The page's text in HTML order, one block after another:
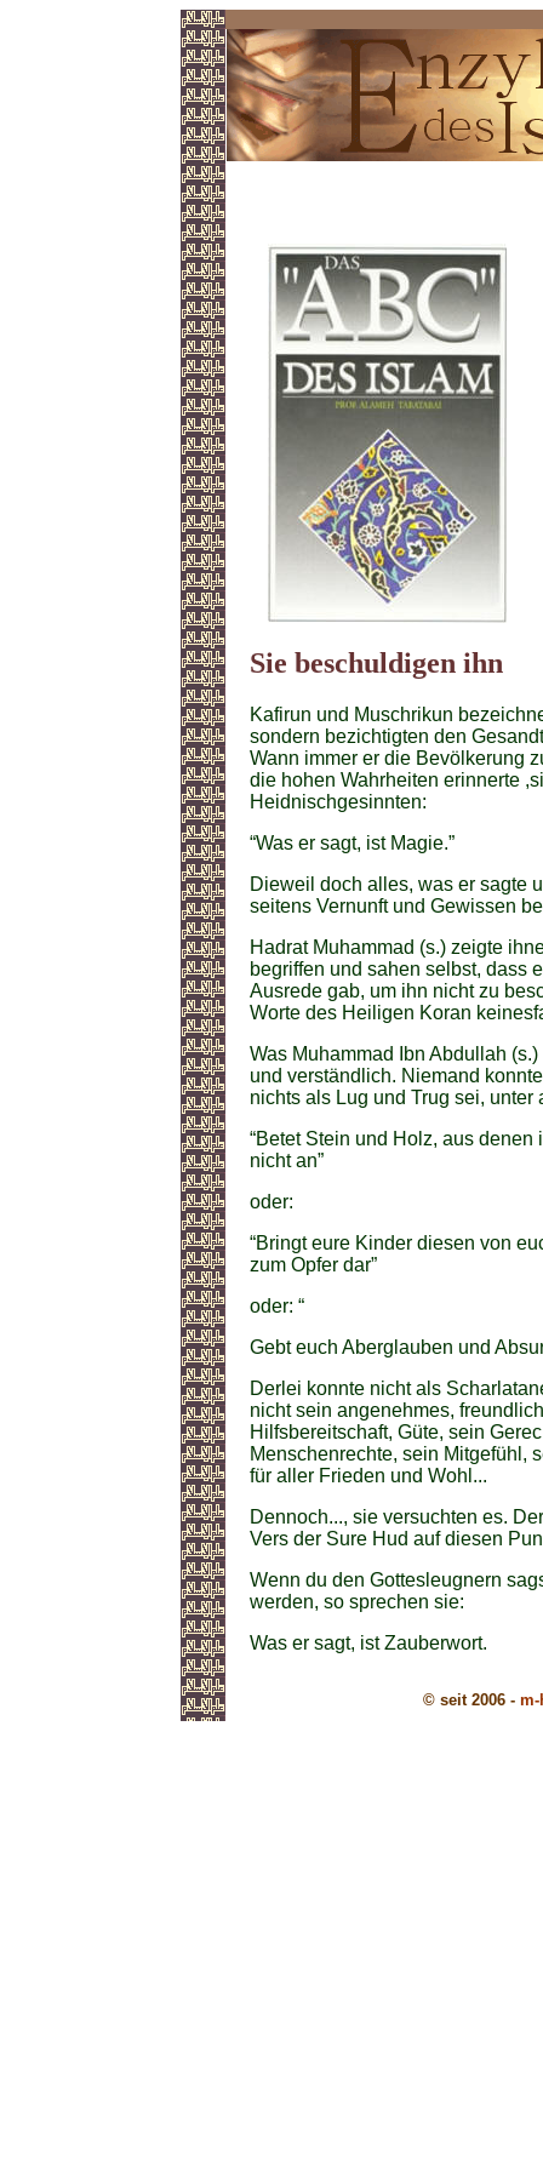
Sie beschuldigen ihn
Kafirun und Muschrikun
sondern bezichtigten den
Wann immer er die Bevölkerung
die hohen Wahrheiten erinnerte
Heidnischgesinnten:
“Was er sagt, ist Magie.”
Dieweil doch alles, was er sagte
seitens Vernunft und Gewissen
Hadrat Muhammad (s.) zeigte
begriffen und sahen selbst, dass
Ausrede gab, um ihn nicht zu
Worte des Heiligen Koran
Was Muhammad Ibn Abdullah
und verständlich. Niemand
nichts als Lug und Trug sei,
“Betet Stein und Holz, aus
nicht an”
oder:
“Bringt eure Kinder diesen von
zum Opfer dar”
oder: “
Gebt euch Aberglauben und
Derlei konnte nicht als
nicht sein angenehmes,
Hilfsbereitschaft, Güte, sein
Menschenrechte, sein Mitgefühl,
für aller Frieden und Wohl...
Dennoch..., sie versuchten es.
Vers der Sure Hud auf diesen
Wenn du den Gottesleugnern
werden, so sprechen sie:
Was er sagt, ist Zauberwort.
© seit 2006 - m-